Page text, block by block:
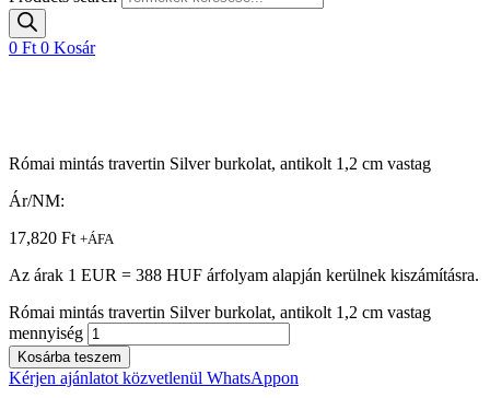
0 Ft 0 Kosár
Római mintás travertin Silver burkolat, antikolt 1,2 cm vastag
Ár/NM:
17,820 Ft +ÁFA
Az árak 1 EUR = 388 HUF árfolyam alapján kerülnek kiszámításra.
Római mintás travertin Silver burkolat, antikolt 1,2 cm vastag
mennyiség
Kosárba teszem
Kérjen ajánlatot közvetlenül WhatsAppon